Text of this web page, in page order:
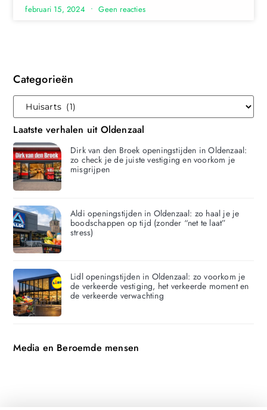
februari 15, 2024 Geen reacties
Categorieën
Laatste verhalen uit Oldenzaal
Dirk van den Broek openingstijden in Oldenzaal:
zo check je de juiste vestiging en voorkom je
misgrijpen
Aldi openingstijden in Oldenzaal: zo haal je je
boodschappen op tijd (zonder “net te laat”
stress)
Lidl openingstijden in Oldenzaal: zo voorkom je
de verkeerde vestiging, het verkeerde moment en
de verkeerde verwachting
Media en Beroemde mensen